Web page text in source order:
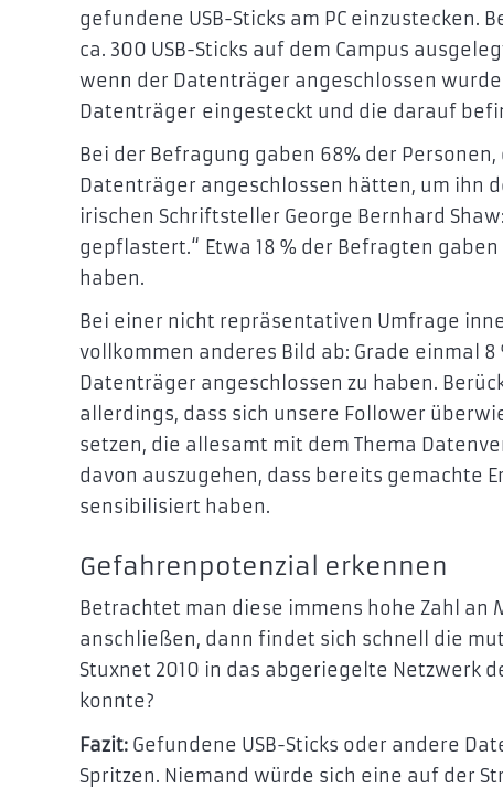
gefundene USB-Sticks am PC
ca. 300 USB-Sticks auf dem Campus
wenn der Datenträger angeschlossen
Datenträger eingesteckt und die darauf
Bei der Befragung gaben 68% der
Datenträger angeschlossen hätten, um ihn
irischen Schriftsteller George Bernhard
gepflastert.“ Etwa 18 % der Befragten
haben.
Bei einer nicht repräsentativen Umfrage
vollkommen anderes Bild ab: Grade einmal
Datenträger angeschlossen zu haben.
allerdings, dass sich unsere Follower
setzen, die allesamt mit dem Thema
davon auszugehen, dass bereits gemachte
sensibilisiert haben.
Gefahrenpotenzial erkennen
Betrachtet man diese immens hohe Zahl an
anschließen, dann findet sich schnell die
Stuxnet 2010 in das abgeriegelte Netzwerk
konnte?
Fazit: Gefundene USB-Sticks oder andere
Spritzen. Niemand würde sich eine auf der